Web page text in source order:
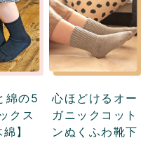
綿の5
クス
】
心ほどけるオー
ガニックコット
ンぬくふわ靴下